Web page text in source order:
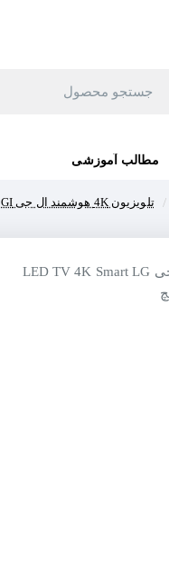
مطالب آموزشی
تلویزیون 4K هوشمند ال جی LED TV 4K Smart LG 43UH61700GI - سایز 43 اینچ